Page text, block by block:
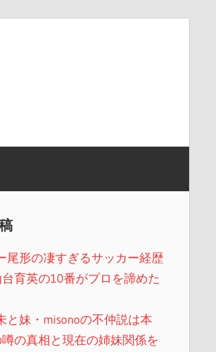
尾形の凄すぎるサッカー経歴
育英の10番がプロを諦めた
と妹・misonoの不仲説は本
の真相と現在の姉妹関係を